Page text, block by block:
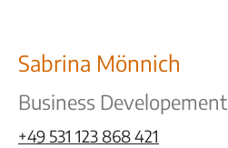
Sabrina Mönnich
Business Developement
+49 531 123 868 421